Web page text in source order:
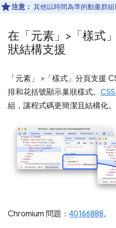
注意： 其他以時間為準的動畫群
在「元素」>「樣式
狀結構支援
「元素」 >「樣式」 分頁支援
排和花括號顯示巢狀樣式。
組，讓程式碼更簡潔且結構化。
Chromium 問題： 40166888。